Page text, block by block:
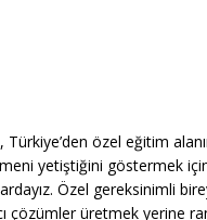
özel eğitim
yetiştiğini göstermek
Özel gereksinimli
çözümler üretmek yerine